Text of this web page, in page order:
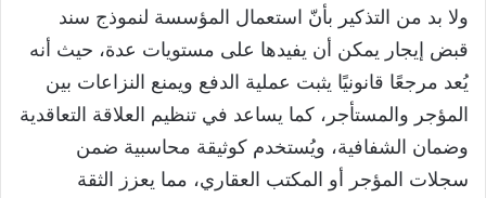
ولا بد من التذكير بأنّ استعمال المؤسسة لنموذج سند
قبض إيجار يمكن أن يفيدها على مستويات عدة، حيث أنه
يُعد مرجعًا قانونيًا يثبت عملية الدفع ويمنع النزاعات بين
المؤجر والمستأجر، كما يساعد في تنظيم العلاقة التعاقدية
وضمان الشفافية، ويُستخدم كوثيقة محاسبية ضمن
سجلات المؤجر أو المكتب العقاري، مما يعزز الثقة